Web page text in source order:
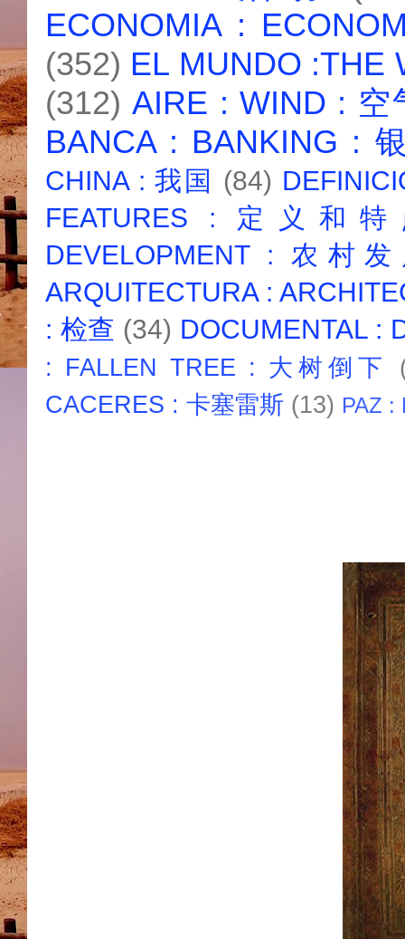
ECONOMIA :
(352) EL MUNDO :THE
(312) AIRE : WIND : 空
BANCA : BANKING :
CHINA : 我国 (84)
FEATURES : 定义和
DEVELOPMENT : 农村
ARQUITECTURA :
: 检查 (34) DOCUMENTAL :
: FALLEN TREE : 大树倒下
CACERES : 卡塞雷斯 (13) PAZ :